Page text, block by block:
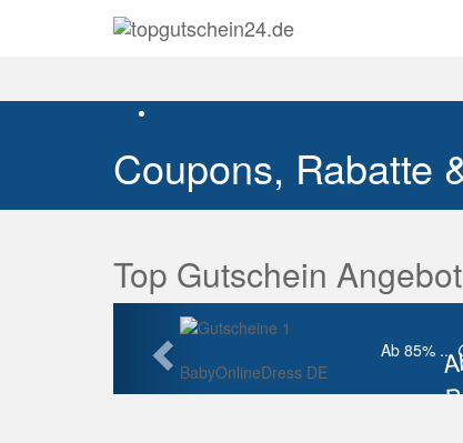
Coupons, Rabatte
Top Gutschein Angebot
Ab 85% ...
BabyOnlineDress DE
Vorherige